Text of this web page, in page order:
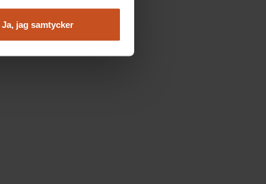
Ja, jag samtycker